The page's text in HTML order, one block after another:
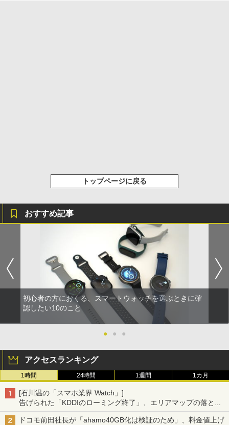
トップページに戻る
おすすめ記事
初心者の方におくる、スマートウォッチを選ぶときに確
認したい10のこと
● ● ●
アクセスランキング
1時間 24時間 1週間 1カ月
[石川温の「スマホ業界 Watch」]
告げられた「KDDIのローミング終了」、エリアマップの落とし
穴と楽天モバイルの課題
ドコモ前田社長が「ahamo40GB化は検証のため」、料金値上げ